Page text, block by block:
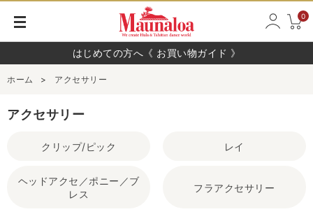
0
はじめての方へ《 お買い物ガイド 》
ホーム > アクセサリー
アクセサリー
クリップ/ピック レイ
ヘッドアクセ／ポニー／ブ
レス
フラアクセサリー